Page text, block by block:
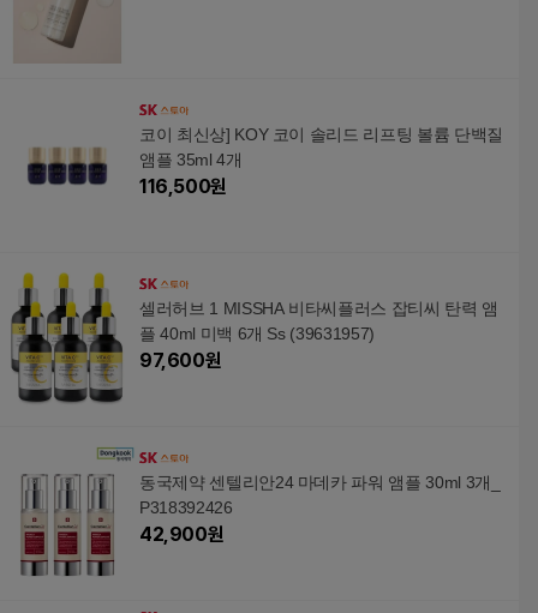
코이 최신상] KOY 코이 솔리드 리프팅 볼륨 단백질
앰플 35ml 4개
116,500원
셀러허브 1 MISSHA 비타씨플러스 잡티씨 탄력 앰
플 40ml 미백 6개 Ss (39631957)
97,600원
동국제약 센텔리안24 마데카 파워 앰플 30ml 3개_
P318392426
42,900원